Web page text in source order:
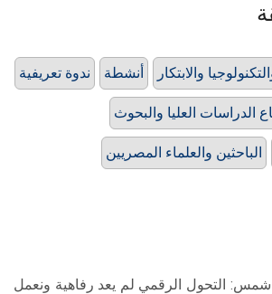
ندوة تعريفية أنشطة والابتكار
الدراسات العليا والبحوث
الباحثين والعلماء المصريين
التحول الرقمي لم يعد رفاهية ونعمل